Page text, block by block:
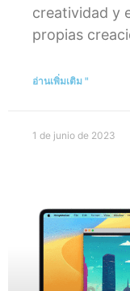
creatividad y
propias
อ่านเพิ่มเติม "
1 de junio de 2023